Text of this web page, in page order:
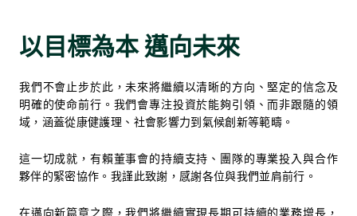
以目標為本 邁向未來
我們不會止步於此，未來將繼續以清晰的方向、堅定的信念及
明確的使命前行。我們會專注投資於能夠引領、而非跟隨的領
域，涵蓋從康健護理、社會影響力到氣候創新等範疇。
這一切成就，有賴董事會的持續支持、團隊的專業投入與合作
夥伴的緊密協作。我謹此致謝，感謝各位與我們並肩前行。
在邁向新篇章之際，我們將繼續實現長期可持續的業務增長，